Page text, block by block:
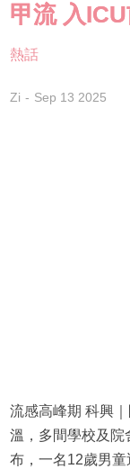
甲流 入
熱話
Zi Sep 13 2025
流感高峰期 科興
溫，多間學校及院
布，一名12歲男